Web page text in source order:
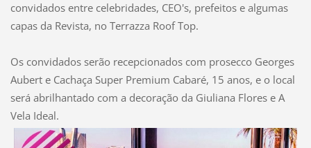
convidados entre celebridades, CEO's, prefeitos e algumas
capas da Revista, no Terrazza Roof Top.
Os convidados serão recepcionados com prosecco Georges
Aubert e Cachaça Super Premium Cabaré, 15 anos, e o local
será abrilhantado com a decoração da Giuliana Flores e A
Vela Ideal.